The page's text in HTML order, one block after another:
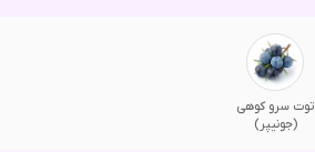
توت سرو کوهی
(جونیپر)